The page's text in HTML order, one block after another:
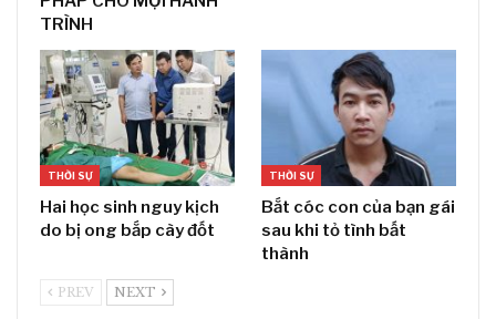
TRÌNH
THỜI SỰ
Hai học sinh nguy kịch
do bị ong bắp cày đốt
THỜI SỰ
Bắt cóc con của bạn gái
sau khi tỏ tình bất
thành
PREV NEXT